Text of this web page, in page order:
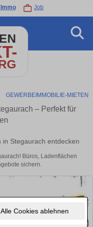
Alle Cookies ablehnen
Immo Job
GEWERBEIMMOBILIE-MIETEN
– Perfekt für
Stegaurach entdecken
Büros, Ladenflächen
sichern.